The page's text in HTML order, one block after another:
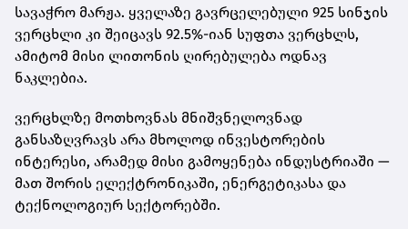
სავაჭრო მარჟა. ყველაზე გავრცელებული 925 სინჯის
ვერცხლი კი შეიცავს 92.5%-იან სუფთა ვერცხლს,
ამიტომ მისი ლითონის ღირებულება ოდნავ
ნაკლებია.
ვერცხლზე მოთხოვნას მნიშვნელოვნად
განსაზღვრავს არა მხოლოდ ინვესტორების
ინტერესი, არამედ მისი გამოყენება ინდუსტრიაში —
მათ შორის ელექტრონიკაში, ენერგეტიკასა და
ტექნოლოგიურ სექტორებში.